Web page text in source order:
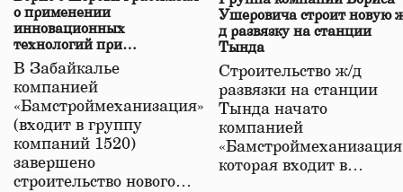
о применении
инновационных
технологий при
строительстве нового моста
в Забайкалье
В Забайкалье
компанией
«Бамстроймеханизация»
(входит в группу
компаний 1520)
завершено
строительство нового…
Ушеровича строит новую
д развязку на станции
Тында
Строительство ж/д
развязки на станции
Тында начато
компанией
которая входит в…